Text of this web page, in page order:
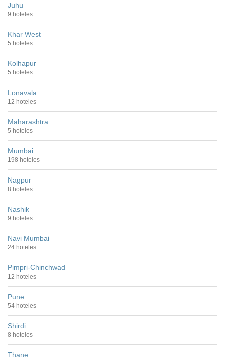
Juhu
9 hoteles
Khar West
5 hoteles
Kolhapur
5 hoteles
Lonavala
12 hoteles
Maharashtra
5 hoteles
Mumbai
198 hoteles
Nagpur
8 hoteles
Nashik
9 hoteles
Navi Mumbai
24 hoteles
Pimpri-Chinchwad
12 hoteles
Pune
54 hoteles
Shirdi
8 hoteles
Thane